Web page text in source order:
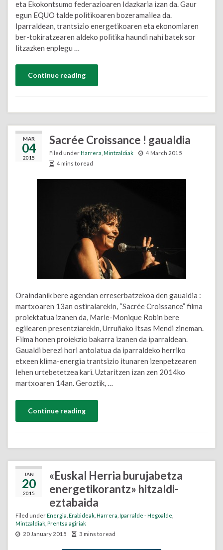
eta Ekokontsumo federazioaren Idazkaria izan da. Gaur
egun EQUO talde politikoaren bozeramailea da.
Iparraldean, trantsizio energetikoaren eta ekonomiaren
ber-tokiratzearen aldeko politika haundi nahi batek sor
litzazken enplegu …
Continue reading
MAR
04
2015
Sacrée Croissance ! gaualdia
Filed underHarrera Mintzaldiak
4 March 2015
4 mins to read
Oraindanik bere agendan erreserbatzekoa den gaualdia :
martxoaren 13an ostiralarekin, “Sacrée Croissance” filma
proiektatua izanen da, Marie-Monique Robin bere
egilearen presentziarekin, Urruñako Itsas Mendi zineman.
Filma honen proiekzio bakarra izanen da iparraldean.
Gaualdi berezi hori antolatua da iparraldeko herriko
etxeen klima-energia trantsizio itunaren izenpetzearen
lehen urtebetetzea kari. Uztaritzen izan zen 2014ko
martxoaren 14an. Geroztik, …
Continue reading
JAN
20
2015
«Euskal Herria burujabetza
energetikorantz» hitzaldi-
eztabaida
Filed underEnergia Erabideak Harrera Iparralde - Hegoalde
Mintzaldiak Prentsa agiriak
20 January 2015
3 mins to read